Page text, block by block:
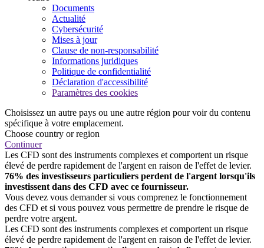
Documents
Actualité
Cybersécurité
Mises à jour
Clause de non-responsabilité
Informations juridiques
Politique de confidentialité
Déclaration d'accessibilité
Paramètres des cookies
Choisissez un autre pays ou une autre région pour voir du contenu
spécifique à votre emplacement.
Choose country or region
Continuer
Les CFD sont des instruments complexes et comportent un risque
élevé de perdre rapidement de l'argent en raison de l'effet de levier.
76% des investisseurs particuliers perdent de l'argent lorsqu'ils
investissent dans des CFD avec ce fournisseur.
Vous devez vous demander si vous comprenez le fonctionnement
des CFD et si vous pouvez vous permettre de prendre le risque de
perdre votre argent.
Les CFD sont des instruments complexes et comportent un risque
élevé de perdre rapidement de l'argent en raison de l'effet de levier.